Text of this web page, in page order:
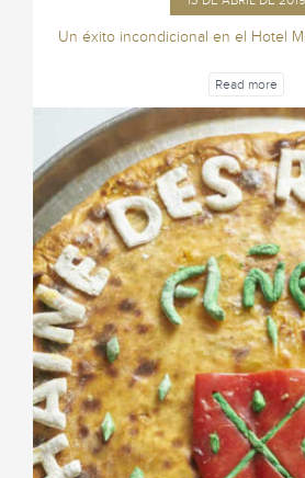
Un éxito incondicional en el Hotel
Read more